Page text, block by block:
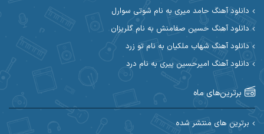
ابراهیم شمس ابوالحسن جاویدان
ابی حسینی
احسان آیینفر
احسان امیدوار
احسان حیدری احسان دریادل
دانلود آهنگ حامد میری به نام شوتی سوارل
دانلود آهنگ حسین صفامنش به نام گلریزان
دانلود آهنگ شهاب ملکیان به نام تو زرد
دانلود آهنگ امیرحسین پیری به نام درد
برترین‌های ماه
برترین های منتشر شده